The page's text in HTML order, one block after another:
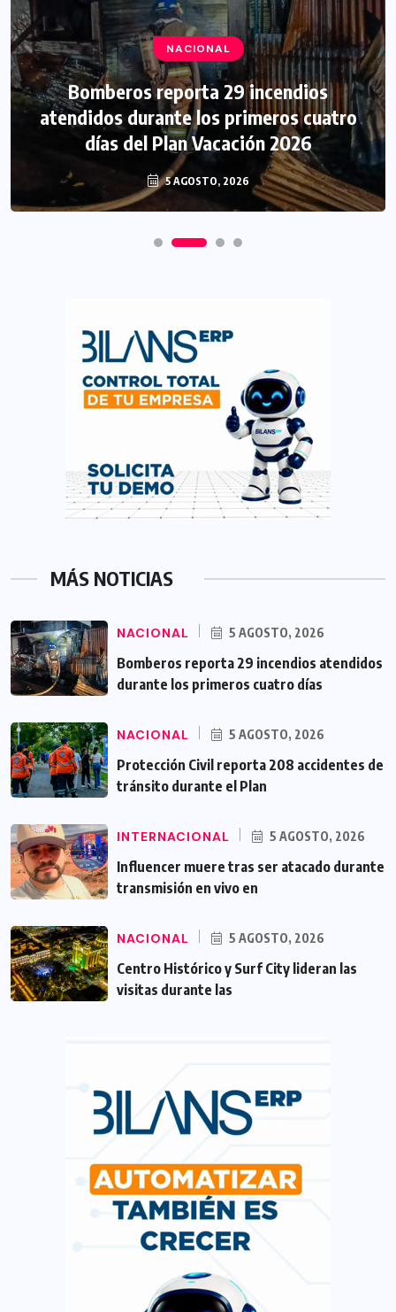
NACIONAL
Bomberos reporta 29 incendios
atendidos durante los primeros cuatro
días del Plan Vacación 2026
5 AGOSTO, 2026
MÁS NOTICIAS
NACIONAL 5 AGOSTO, 2026
Bomberos reporta 29 incendios atendidos
durante los primeros cuatro días
NACIONAL 5 AGOSTO, 2026
Protección Civil reporta 208 accidentes de
tránsito durante el Plan
INTERNACIONAL 5 AGOSTO, 2026
Influencer muere tras ser atacado durante
transmisión en vivo en
NACIONAL 5 AGOSTO, 2026
Centro Histórico y Surf City lideran las
visitas durante las